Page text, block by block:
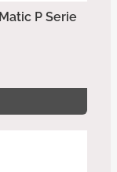
P Serie